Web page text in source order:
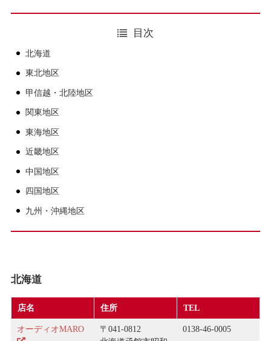
目次
北海道
東北地区
甲信越・北陸地区
関東地区
東海地区
近畿地区
中国地区
四国地区
九州・沖縄地区
北海道
店名 住所 TEL
オーディオMARO
〒041-0812
0138-46-0005